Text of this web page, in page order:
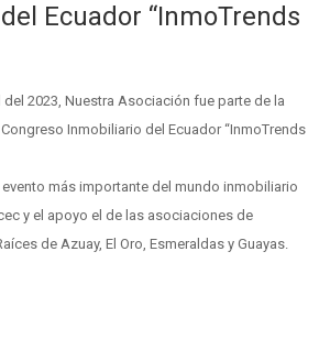
Ecuador “InmoTrends
2023, Nuestra Asociación fue parte de la
Inmobiliario del Ecuador “InmoTrends
más importante del mundo inmobiliario
y el apoyo el de las asociaciones de
de Azuay, El Oro, Esmeraldas y Guayas.